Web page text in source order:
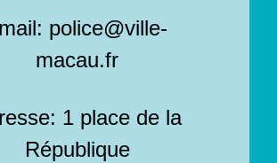
police@ville-
macau.fr
1 place de la
République